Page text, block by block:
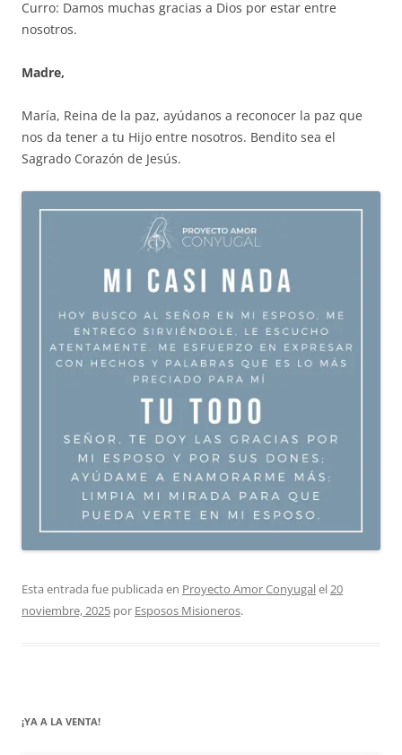
Curro: Damos muchas gracias a Dios por estar entre
nosotros.
Madre,
María, Reina de la paz, ayúdanos a reconocer la paz que
nos da tener a tu Hijo entre nosotros. Bendito sea el
Sagrado Corazón de Jesús.
Esta entrada fue publicada en Proyecto Amor Conyugalel20
noviembre, 2025 por Esposos Misioneros.
¡YA A LA VENTA!